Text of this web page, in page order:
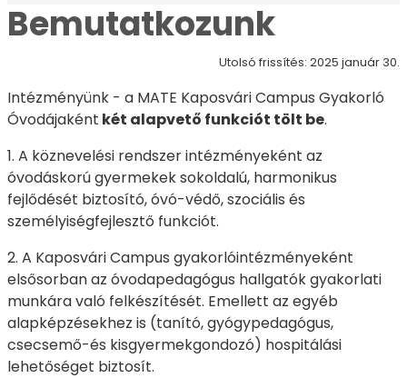
Bemutatkozunk
Utolsó frissítés: 2025 január 30.
Intézményünk - a MATE Kaposvári Campus Gyakorló
Óvodájaként két alapvető funkciót tölt be.
1. A köznevelési rendszer intézményeként az
óvodáskorú gyermekek sokoldalú, harmonikus
fejlődését biztosító, óvó-védő, szociális és
személyiségfejlesztő funkciót.
2. A Kaposvári Campus gyakorlóintézményeként
elsősorban az óvodapedagógus hallgatók gyakorlati
munkára való felkészítését. Emellett az egyéb
alapképzésekhez is (tanító, gyógypedagógus,
csecsemő-és kisgyermekgondozó) hospitálási
lehetőséget biztosít.